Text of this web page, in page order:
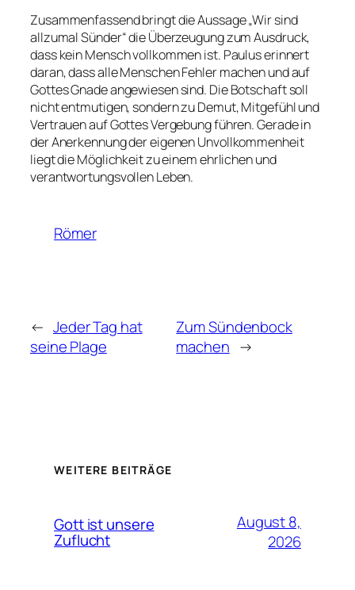
Zusammenfassend bringt die Aussage „Wir sind
allzumal Sünder“ die Überzeugung zum Ausdruck,
dass kein Mensch vollkommen ist. Paulus erinnert
daran, dass alle Menschen Fehler machen und auf
Gottes Gnade angewiesen sind. Die Botschaft soll
nicht entmutigen, sondern zu Demut, Mitgefühl und
Vertrauen auf Gottes Vergebung führen. Gerade in
der Anerkennung der eigenen Unvollkommenheit
liegt die Möglichkeit zu einem ehrlichen und
verantwortungsvollen Leben.
Römer
← Jeder Tag hat
seine Plage
Zum Sündenbock
machen →
WEITERE BEITRÄGE
Gott ist unsere
Zuflucht
August 8,
2026